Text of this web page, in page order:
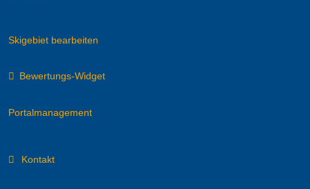
Skigebiet bearbeiten
Bewertungs-Widget
Portalmanagement
Kontakt